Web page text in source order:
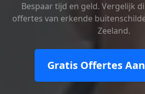
Bespaar tijd en geld. Vergelijk
offertes van erkende
Zeeland.
Gratis Offertes